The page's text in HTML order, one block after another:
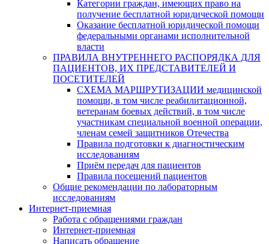
Категории граждан, имеющих право на
получение бесплатной юридической помощи
Оказание бесплатной юридической помощи
федеральными органами исполнительной
власти
ПРАВИЛА ВНУТРЕННЕГО РАСПОРЯДКА ДЛЯ
ПАЦИЕНТОВ, ИХ ПРЕДСТАВИТЕЛЕЙ И
ПОСЕТИТЕЛЕЙ
СХЕМА МАРШРУТИЗАЦИИ медицинской
помощи, в том числе реабилитационной,
ветеранам боевых действий, в том числе
участникам специальной военной операции,
членам семей защитников Отечества
Правила подготовки к диагностическим
исследованиям
Приём передач для пациентов
Правила посещений пациентов
Общие рекомендации по лабораторным
исследованиям
Интернет-приемная
Работа с обращениями граждан
Интернет-приемная
Написать обращение